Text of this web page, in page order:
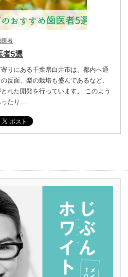
医者
者5選
りにある千葉県白井市は、都内へ通
反面、梨の栽培も盛んであるなど、
れた開発を行っています。 このよう
ったり…